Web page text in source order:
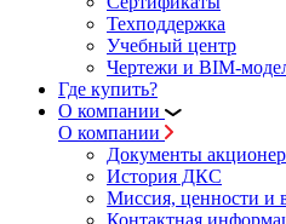
Техподдержка
Учебный центр
Чертежи и BIM-
Где купить?
О компании
О компании
Документы
История ДКС
Миссия, ценности и
Контактная